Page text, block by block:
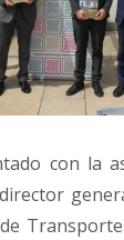
con la